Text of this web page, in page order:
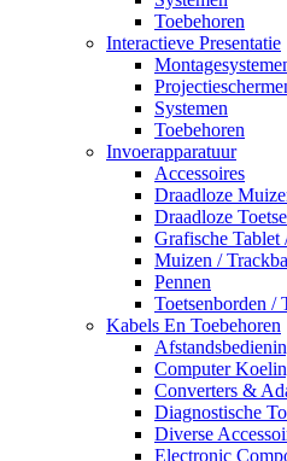
Toebehoren
Interactieve Presentatie
Systemen
Toebehoren
Invoerapparatuur
Accessoires
Draadloze
Draadloze
Grafische
Muizen /
Pennen
Toetsenborden /
Kabels En Toebehoren
Computer
Converters &
Diagnostische
Diverse
Electronic